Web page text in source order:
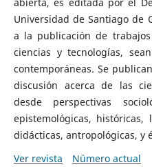
Universidad de Santiago de
a la publicación de
ciencias y tecnologías,
contemporáneas. Se
discusión acerca de las
desde perspectivas
epistemológicas, históricas,
didácticas, antropológicas, y
Ver revista
Número actual